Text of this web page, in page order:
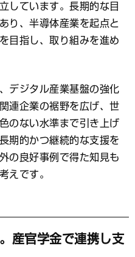
しています。長期的な目
り、半導体産業を起点と
目指し、取り組みを進め
デジタル産業基盤の強化
連企業の裾野を広げ、世
のない水準まで引き上げ
期的かつ継続的な支援を
の良好事例で得た知見も
えです。
産官学金で連携し支